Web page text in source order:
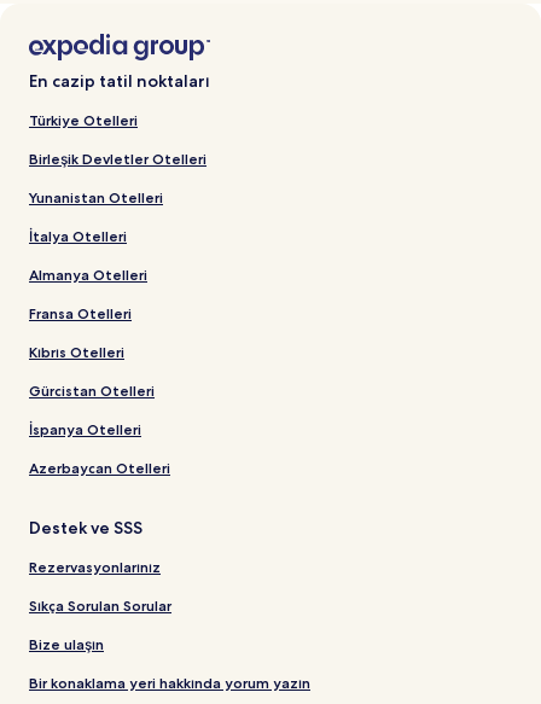
En cazip tatil noktaları
Türkiye Otelleri
Birleşik Devletler Otelleri
Yunanistan Otelleri
İtalya Otelleri
Almanya Otelleri
Fransa Otelleri
Kıbrıs Otelleri
Gürcistan Otelleri
İspanya Otelleri
Azerbaycan Otelleri
Destek ve SSS
Rezervasyonlarınız
Sıkça Sorulan Sorular
Bize ulaşın
Bir konaklama yeri hakkında yorum yazın